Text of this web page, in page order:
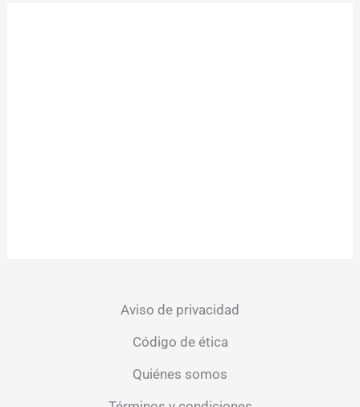
Aviso de privacidad
Código de ética
Quiénes somos